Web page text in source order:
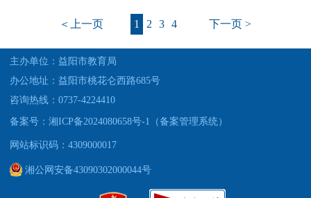
＜上一页 1 2 3 4 下一页 >
主办单位：益阳市教育局
办公地址：益阳市桃花仑西路685号
咨询热线：0737-4224410
备案号：湘ICP备2024080658号-1（备案管理系统）
网站标识码：4309000017
湘公网安备43090302000044号